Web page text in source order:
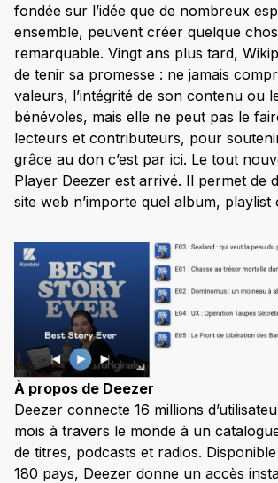
fondée sur l’idée que de nombreux
ensemble, peuvent créer quelque
remarquable. Vingt ans plus tard,
de tenir sa promesse : ne jamais
valeurs, l’intégrité de son contenu ou
bénévoles, mais elle ne peut pas le
lecteurs et contributeurs, pour
grâce au don c’est par ici. Le tout
Player Deezer est arrivé. Il permet de
site web n’importe quel album, playlist
À propos de Deezer
Deezer connecte 16 millions
mois à travers le monde à un
de titres, podcasts et radios.
180 pays, Deezer donne un accès